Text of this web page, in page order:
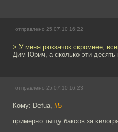
отправлено 25.07.10 16:22
> У меня рюкзачок скромнее,
Дим Юрич, а сколько эти десять
отправлено 25.07.10 16:23
Кому: Defua, #5
примерно тыщу баксов за